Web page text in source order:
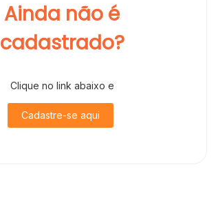
Ainda não é
cadastrado?
Clique no link abaixo e
Cadastre-se aqui